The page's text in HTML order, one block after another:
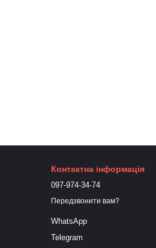
Контактна інформація
097-974-34-74
Передзвонити вам?
WhatsApp
Telegram